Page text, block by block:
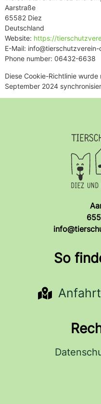
Aarstraße
65582 Diez
Deutschland
Website: https://
E-Mail:
Phone number: 06432-6638
Diese Cookie-Richtlinie wurde
September 2024
So
Anfahrt